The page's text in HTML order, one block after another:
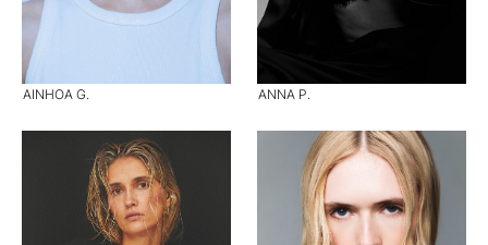
AINHOA G. ANNA P.